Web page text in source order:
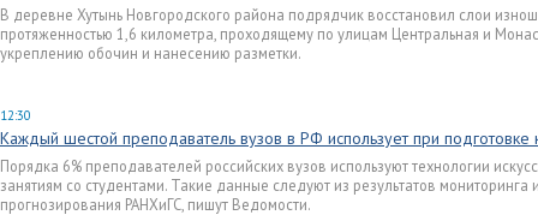
В деревне Хутынь Новгородского района подрядчик восстановил слои
протяженностью 1,6 километра, проходящему по улицам Центральная и
укреплению обочин и нанесению разметки.
12:30
Каждый шестой преподаватель вузов в РФ использует при подготовке
Порядка 6% преподавателей российских вузов используют технологии
занятиям со студентами. Такие данные следуют из результатов мониторинга
прогнозирования РАНХиГС, пишут Ведомости.